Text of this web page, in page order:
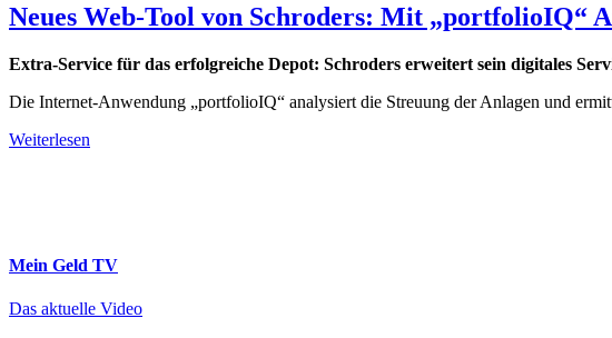
Neues Web-Tool von Schroders: Mit „portfolioIQ“
Extra-Service für das erfolgreiche Depot: Schroders erweitert sein digitales
Die Internet-Anwendung „portfolioIQ“ analysiert die Streuung der Anlagen und
Weiterlesen
Mein Geld TV
Das aktuelle Video